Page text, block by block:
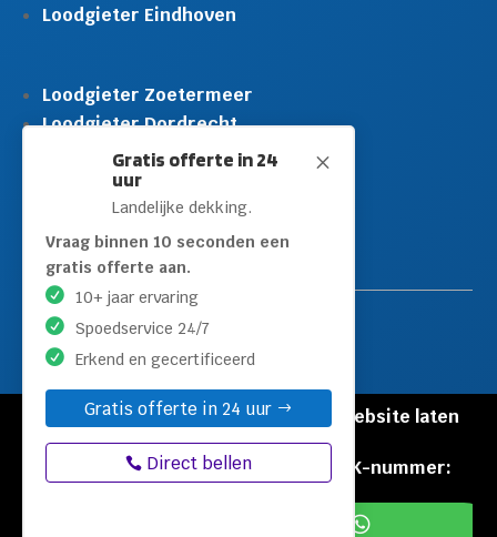
M
Gratis offerte in 24
uur
Landelijke dekking.
Vraag binnen 10 seconden een
gratis offerte aan.
10+ jaar ervaring
Spoedservice 24/7
Erkend en gecertificeerd
Gratis offerte in 24 uur
Direct bellen
Loodgieter Eindhoven
Loodgieter Zoetermeer
Loodgieter Dordrecht
Loodgieter Rijswijk
Loodgieter Schiedam
Loodgieter Leidschendam
Loodgieter Hilversum
© Copyright Loodgieters Kwartier |
Website laten
maken door Flexamedia
Privacyverklaring|Disclaimer
KVK-nummer:
